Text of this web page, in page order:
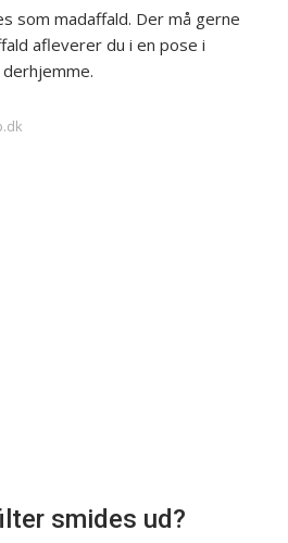
som madaffald. Der må gerne
afleverer du i en pose i
smides ud?